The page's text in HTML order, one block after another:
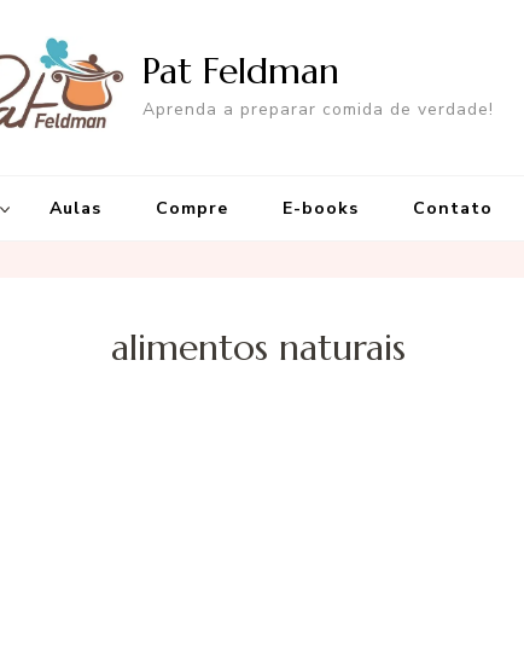
Pat Feldman
Aprenda a preparar comida de verdade!
Aulas Compre E-books Contato
alimentos naturais